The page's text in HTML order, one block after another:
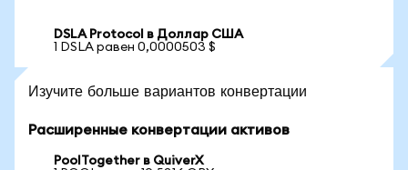
DSLA Protocol в Доллар США
1 DSLA равен 0,0000503 $
Изучите больше вариантов конвертации
Расширенные конвертации активов
PoolTogether в QuiverX